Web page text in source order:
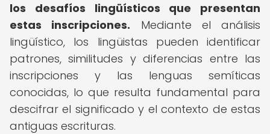
los desafíos lingüísticos que presentan
estas inscripciones. Mediante el análisis
lingüístico, los lingüistas pueden identificar
patrones, similitudes y diferencias entre las
inscripciones y las lenguas semíticas
conocidas, lo que resulta fundamental para
descifrar el significado y el contexto de estas
antiguas escrituras.